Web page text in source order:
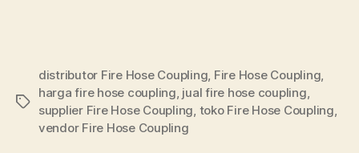
distributor Fire Hose Coupling, Fire Hose Coupling,
harga fire hose coupling, jual fire hose coupling,
supplier Fire Hose Coupling, toko Fire Hose Coupling,
vendor Fire Hose Coupling